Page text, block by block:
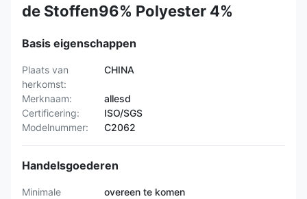
de Stoffen96% Polyester 4%
Basis eigenschappen
Plaats van
herkomst:
CHINA
Merknaam:
allesd
Certificering:
ISO/SGS
Modelnummer:
C2062
Handelsgoederen
Minimale
overeen te komen